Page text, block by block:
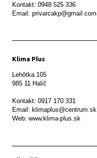
Kontakt: 0948 525 336
Email: privarcakp@gmail.com
Klima Plus
Lehôtka 105
985 11 Halič
Kontakt: 0917 170 331
Email: klimaplus@centrum.sk